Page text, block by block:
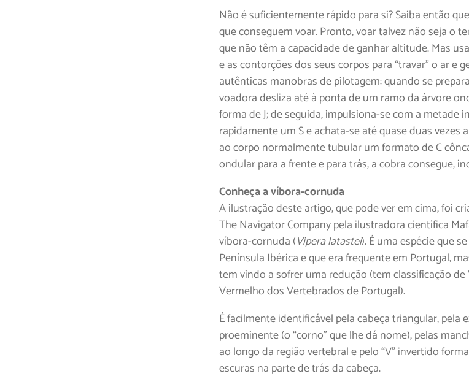
Não é suficientemente rápido para si? Saiba então
que conseguem voar. Pronto, voar talvez não seja o
que não têm a capacidade de ganhar altitude. Mas
e as contorções dos seus corpos para “travar” o ar e
autênticas manobras de pilotagem: quando se
voadora desliza até à ponta de um ramo da árvore
forma de J; de seguida, impulsiona-se com a metade
rapidamente um S e achata-se até quase duas vezes
ao corpo normalmente tubular um formato de C
ondular para a frente e para trás, a cobra consegue,
Conheça a víbora-cornuda
A ilustração deste artigo, que pode ver em cima, foi
The Navigator Company pela ilustradora científica
víbora-cornuda (Vipera latastei). É uma espécie que
Península Ibérica e que era frequente em Portugal,
tem vindo a sofrer uma redução (tem classificação de
Vermelho dos Vertebrados de Portugal).
É facilmente identificável pela cabeça triangular, pela
proeminente (o “corno” que lhe dá nome), pelas
ao longo da região vertebral e pelo “V” invertido
escuras na parte de trás da cabeça.